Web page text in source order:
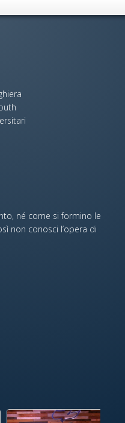
né come si formino le
non conosci l’opera di